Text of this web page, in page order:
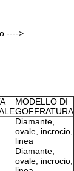
---->
MODELLO DI
GOFFRATURA
Diamante,
ovale, incrocio,
linea
Diamante,
ovale, incrocio,